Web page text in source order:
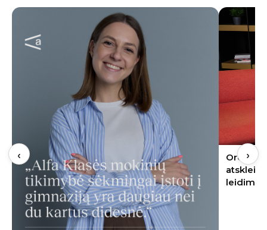
Oro kondicionierius bute: ekspertas
atskleidė, kur jį įrengti – nereikės nei
leidimo, nei kaimynų sutikimo
‹ ›